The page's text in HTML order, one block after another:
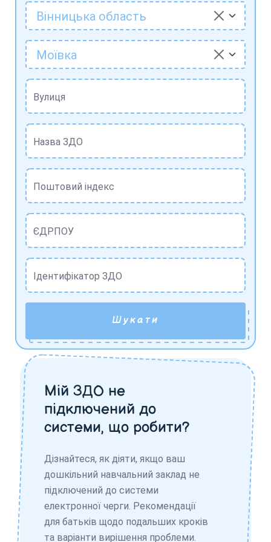
Вінницька область
Моївка
Вулиця
Назва ЗДО
Поштовий індекс
ЄДРПОУ
Ідентифікатор ЗДО
Шукати
Мій ЗДО не
підключений до
системи, що робити?
Дізнайтеся, як діяти, якщо ваш
дошкільний навчальний заклад не
підключений до системи
електронної черги. Рекомендації
для батьків щодо подальших кроків
та варіанти вирішення проблеми.